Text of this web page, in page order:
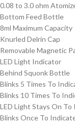
0.08 to 3.0 ohm
Bottom Feed Bottle
8ml Maximum Capacity
Knurled Delrin Cap
Removable Magnetic
LED Light Indicator
Behind Squonk Bottle
Blinks 5 Times To
Blinks 10 Times To
LED Light Stays On
Blinks Once To